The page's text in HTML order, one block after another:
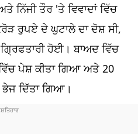
ਨਿੱਜੀ ਤੌਰ 'ਤੇ ਵਿਵਾਦਾਂ ਵਿੱਚ
ਰੁਪਏ ਦੇ ਘੁਟਾਲੇ ਦਾ ਦੋਸ਼ ਸੀ,
ਹੋਈ। ਬਾਅਦ ਵਿੱਚ
ਪੇਸ਼ ਕੀਤਾ ਗਿਆ ਅਤੇ 20
ਦਿੱਤਾ ਗਿਆ।